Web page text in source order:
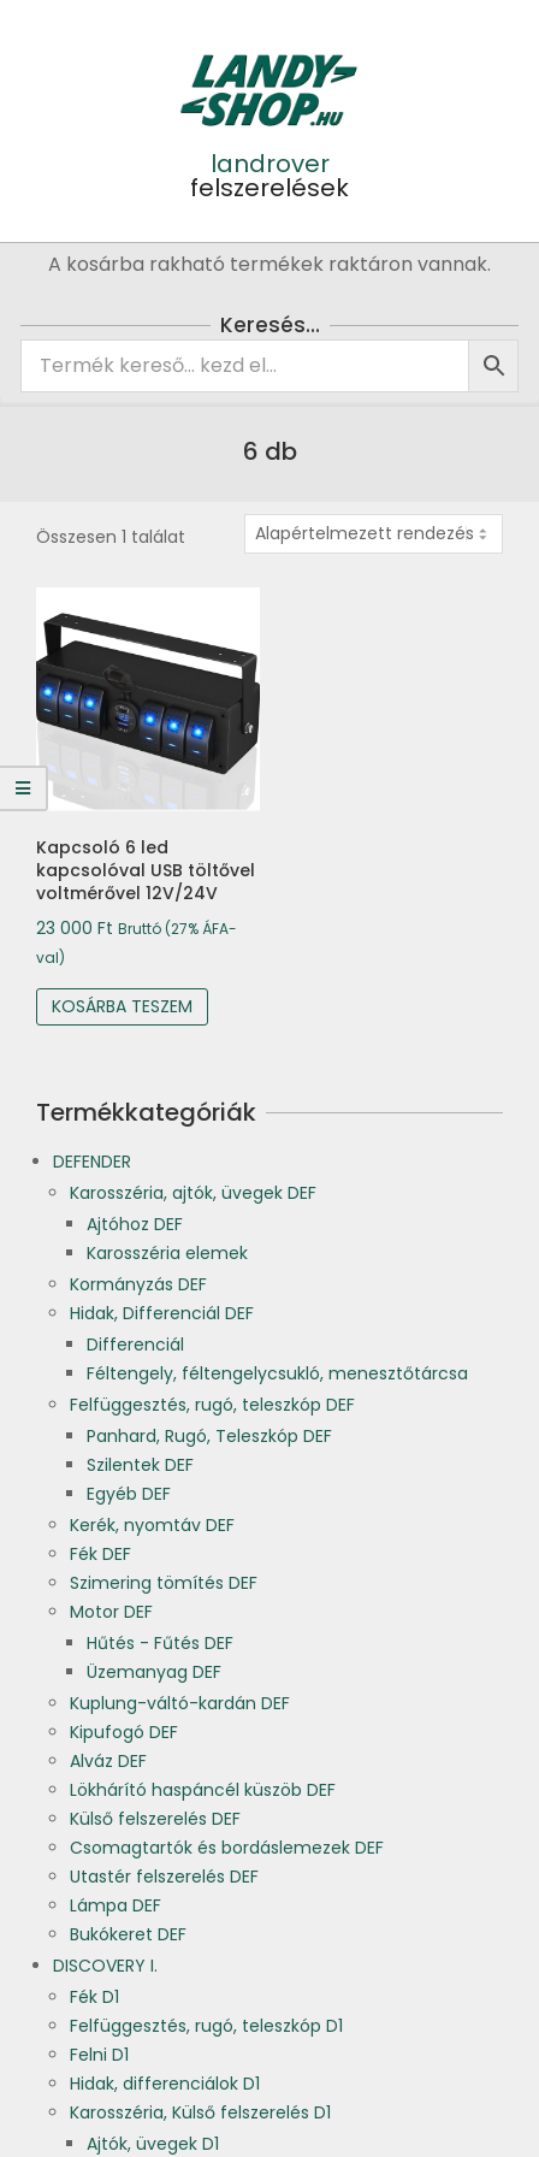
landrover
felszerelések
PrimaryA kosárba rakható termékek raktáron vannak.
Keresés…
6 db
Összesen 1 találat
Kapcsoló 6 led
kapcsolóval USB töltővel
voltmérővel 12V/24V
23 000 Ft Bruttó (27% ÁFA-
val)
KOSÁRBA TESZEM
Termékkategóriák
DEFENDER
Karosszéria, ajtók, üvegek DEF
Ajtóhoz DEF
Karosszéria elemek
Kormányzás DEF
Hidak, Differenciál DEF
Differenciál
Féltengely, féltengelycsukló, menesztőtárcsa
Felfüggesztés, rugó, teleszkóp DEF
Panhard, Rugó, Teleszkóp DEF
Szilentek DEF
Egyéb DEF
Kerék, nyomtáv DEF
Fék DEF
Szimering tömítés DEF
Motor DEF
Hűtés - Fűtés DEF
Üzemanyag DEF
Kuplung-váltó-kardán DEF
Kipufogó DEF
Alváz DEF
Lökhárító haspáncél küszöb DEF
Külső felszerelés DEF
Csomagtartók és bordáslemezek DEF
Utastér felszerelés DEF
Lámpa DEF
Bukókeret DEF
DISCOVERY I.
Fék D1
Felfüggesztés, rugó, teleszkóp D1
Felni D1
Hidak, differenciálok D1
Karosszéria, Külső felszerelés D1
Ajtók, üvegek D1